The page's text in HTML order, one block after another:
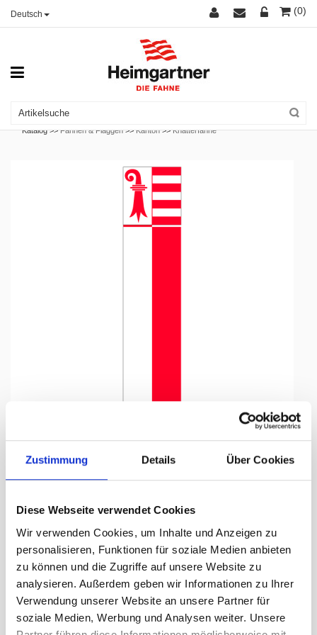
Zustimmung Details Über Cookies
Diese Webseite verwendet Cookies
Wir verwenden Cookies, um Inhalte und Anzeigen zu
personalisieren, Funktionen für soziale Medien anbieten
zu können und die Zugriffe auf unsere Website zu
analysieren. Außerdem geben wir Informationen zu Ihrer
Verwendung unserer Website an unsere Partner für
soziale Medien, Werbung und Analysen weiter. Unsere
Deutsch (0)
Katalog >>Fahnen & Flaggen >>Kanton >>Knatterfahne
Knatterfahne, Kanton bedruckt
Jura, 120 x 700 cm
364.05 CHF